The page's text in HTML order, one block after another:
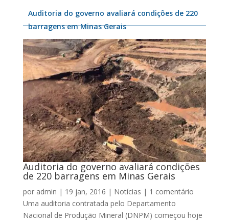
Auditoria do governo avaliará condições de 220
barragens em Minas Gerais
Auditoria do governo avaliará condições
de 220 barragens em Minas Gerais
por admin | 19 jan, 2016 | Notícias | 1 comentário
Uma auditoria contratada pelo Departamento
Nacional de Produção Mineral (DNPM) começou hoje